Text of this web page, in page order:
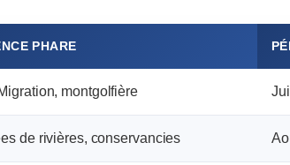
PHARE
montgolfière
de rivières, conservancies